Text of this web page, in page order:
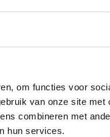
om functies voor
van onze site met
combineren met
hun services.
CRP) kan
te